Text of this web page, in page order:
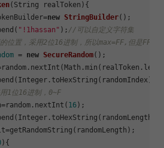
(String realToken) {
new StringBuilder();
"!1hassan" ); //可以自定义字符集
位置，采用2位16进制，所以max=FF,但是FF<字
= new SecureRandom();
1位16进制，0~F
16 );
){